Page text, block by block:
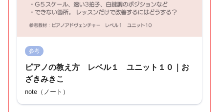
参考
ピアノの教え方 レベル１ ユニット１０｜お
ざきみきこ
note（ノート）